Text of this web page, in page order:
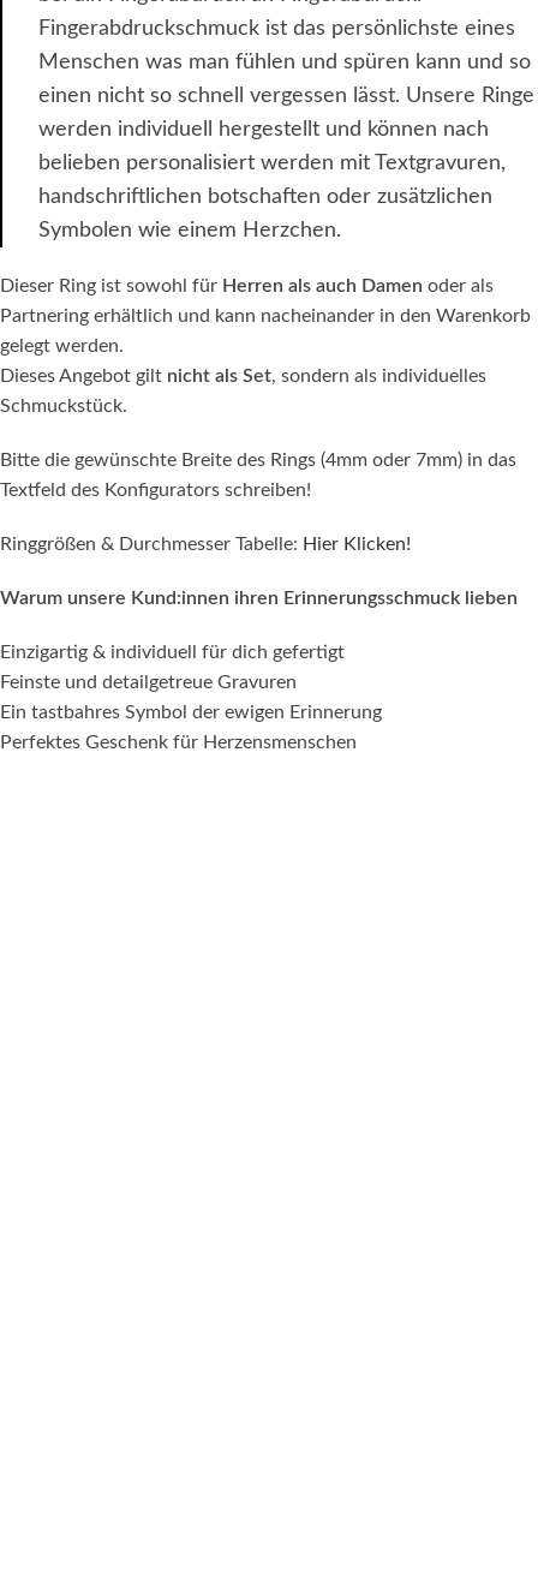
Fingerabdruckschmuck ist das persönlichste eines
Menschen was man fühlen und spüren kann und so
einen nicht so schnell vergessen lässt. Unsere Ringe
werden individuell hergestellt und können nach
belieben personalisiert werden mit Textgravuren,
handschriftlichen botschaften oder zusätzlichen
Symbolen wie einem Herzchen.
Dieser Ring ist sowohl für Herren als auch Damen oder als
Partnering erhältlich und kann nacheinander in den Warenkorb
gelegt werden.
Dieses Angebot gilt nicht als Set, sondern als individuelles
Schmuckstück.
Bitte die gewünschte Breite des Rings (4mm oder 7mm) in das
Textfeld des Konfigurators schreiben!
Ringgrößen & Durchmesser Tabelle: Hier Klicken!
Warum unsere Kund:innen ihren Erinnerungsschmuck lieben
Einzigartig & individuell für dich gefertigt
Feinste und detailgetreue Gravuren
Ein tastbahres Symbol der ewigen Erinnerung
Perfektes Geschenk für Herzensmenschen